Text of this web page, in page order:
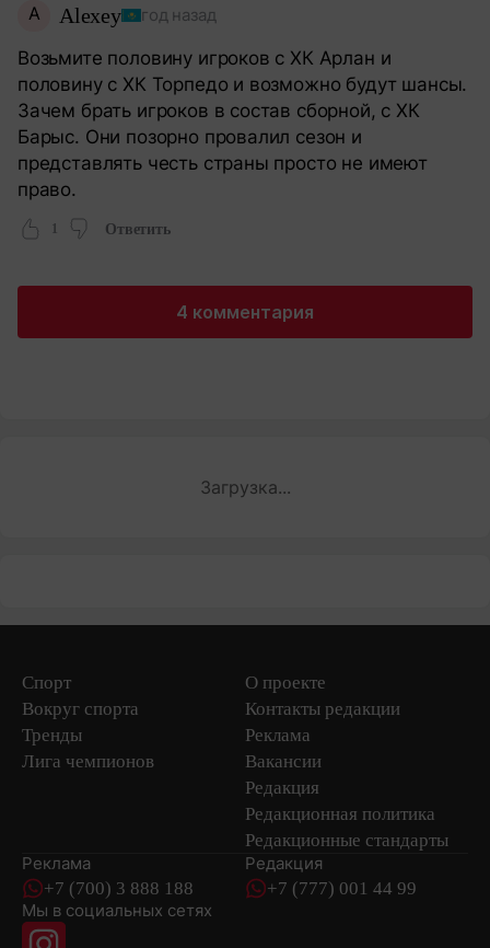
A Alexey год назад
Возьмите половину игроков с ХК Арлан и
половину с ХК Торпедо и возможно будут шансы.
Зачем брать игроков в состав сборной, с ХК
Барыс. Они позорно провалил сезон и
представлять честь страны просто не имеют
право.
Ответить
4 комментария
Загрузка...
Спорт
Вокруг спорта
Тренды
Лига чемпионов
О проекте
Контакты редакции
Реклама
Вакансии
Редакция
Редакционная политика
Редакционные стандарты
Реклама
+7 (700) 3 888 188
Редакция
+7 (777) 001 44 99
Мы в социальных сетях